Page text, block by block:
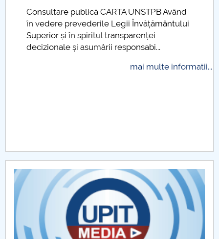
Accesibilitate pentru studenții cu dizabilități
Raportul Conducerii Centrului Universitar Pitești
privind implementarea Planului Operațional 2020-
CAR2026
MENIU CANTINA
Burse FMT (CUP)
Cămine și cazări FMT (CUP)
Consultare publică CARTA UNSTPB Având
în vedere prevederile Legii Învățământului
Superior și în spiritul transparenței
decizionale și asumării responsabi...
mai multe informatii...